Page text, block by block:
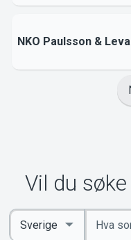
NKO Paulsson &
Vil du
Angi
nøkkelord
Select
Country